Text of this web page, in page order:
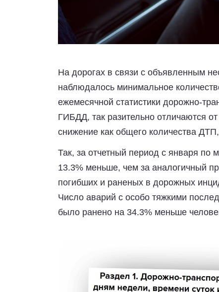
На дорогах в связи с объявленным
наблюдалось минимальное
ежемесячной статистики дорожно-
ГИБДД, так разительно отличаются
снижение как общего количества
Так, за отчетный период с января
13.3% меньше, чем за аналогичный
погибших и раненых в дорожных
Число аварий с особо тяжкими
было ранено на 34.3% меньше